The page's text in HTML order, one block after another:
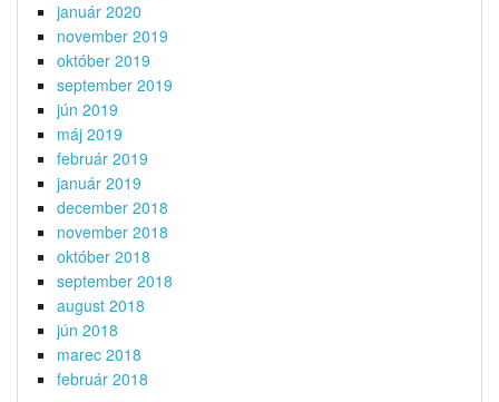
január 2020
november 2019
október 2019
september 2019
jún 2019
máj 2019
február 2019
január 2019
december 2018
november 2018
október 2018
september 2018
august 2018
jún 2018
marec 2018
február 2018